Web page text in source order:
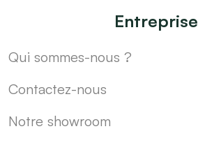
Entreprise
Qui sommes-nous ?
Contactez-nous
Notre showroom